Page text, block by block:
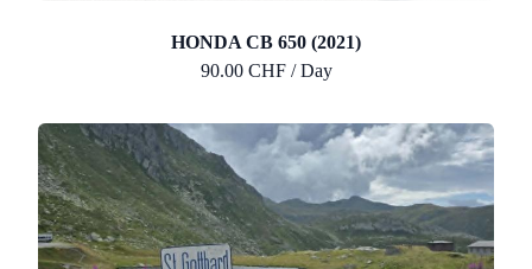
HONDA CB 650 (2021)
90.00 CHF / Day